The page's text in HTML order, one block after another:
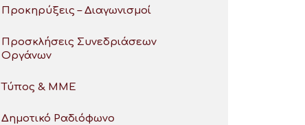
Προκηρύξεις – Διαγωνισμοί
Προσκλήσεις Συνεδριάσεων
Οργάνων
Τύπος & ΜΜΕ
Δημοτικό Ραδιόφωνο